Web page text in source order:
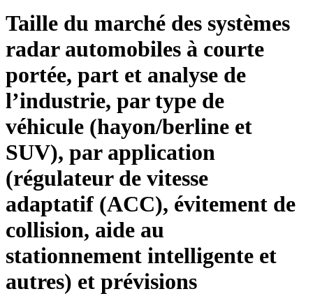
Taille du marché des systèmes
radar automobiles à courte
portée, part et analyse de
l’industrie, par type de
véhicule (hayon/berline et
SUV), par application
(régulateur de vitesse
adaptatif (ACC), évitement de
collision, aide au
stationnement intelligente et
autres) et prévisions